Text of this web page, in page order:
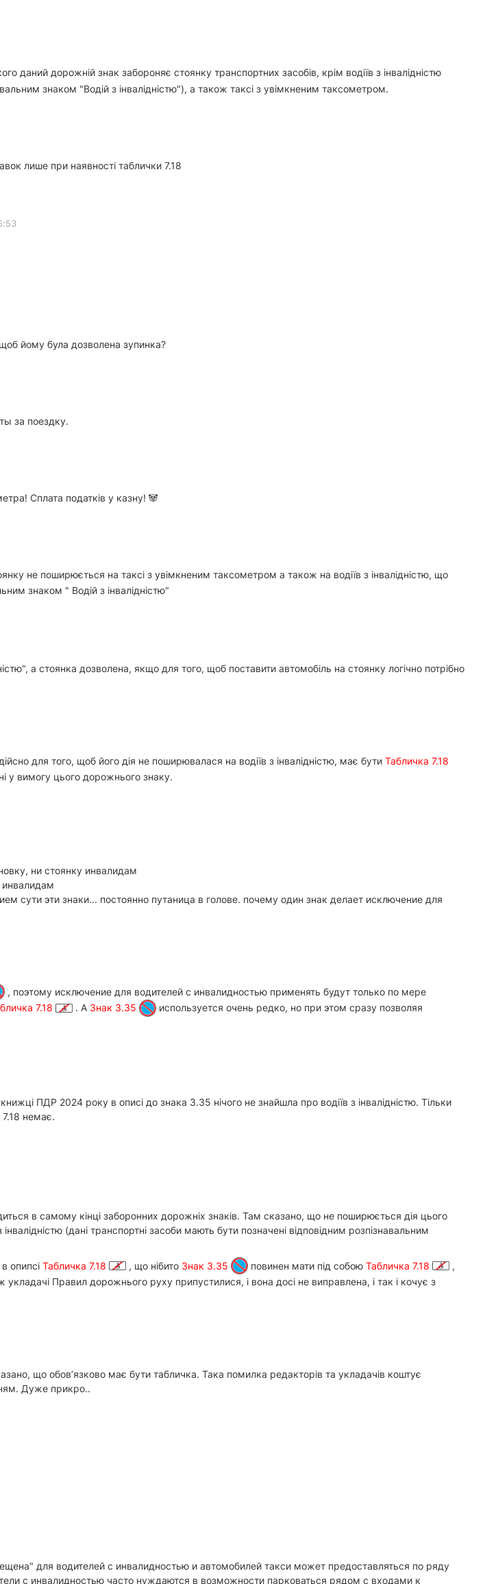
даний дорожній знак забороняє стоянку транспортних засобів, крім водіїв з інвалідністю
знаком "Водій з інвалідністю"), а також таксі з увімкненим таксометром.
лише при наявності таблички 7.18
йому була дозволена зупинка?
за поездку.
Сплата податків у казну! 🐼
не поширюється на таксі з увімкненим таксометром а також на водіїв з інвалідністю, що
знаком " Водій з інвалідністю"
а стоянка дозволена, якщо для того, щоб поставити автомобіль на стоянку логічно потрібно
для того, щоб його дія не поширювалася на водіїв з інвалідністю, має бути Табличка 7.18
у вимогу цього дорожнього знаку.
ни стоянку инвалидам
сути эти знаки... постоянно путаница в голове. почему один знак делает исключение для
, поэтому исключение для водителей с инвалидностью применять будут только по мере
7.18 . А Знак 3.35
используется очень редко, но при этом сразу позволяя
ПДР 2024 року в описі до знака 3.35 нічого не знайшла про водіїв з інвалідністю. Тільки
7.18 немає.
в самому кінці заборонних дорожніх знаків. Там сказано, що не поширюється дія цього
(дані транспортні засоби мають бути позначені відповідним розпізнавальним
опипсі Табличка 7.18 , що нібито Знак 3.35 повинен мати під собою Табличка 7.18
,
укладачі Правил дорожнього руху припустилися, і вона досі не виправлена, і так і кочує з
що обовʼязково має бути табличка. Така помилка редакторів та укладачів коштує
Дуже прикро..
для водителей с инвалидностью и автомобилей такси может предоставляться по ряду
с инвалидностью часто нуждаются в возможности парковаться рядом с входами к